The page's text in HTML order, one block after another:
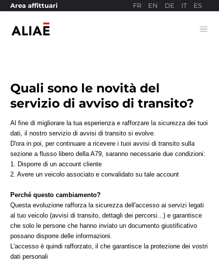
Area affittuari FR EN DE IT ES
Sito di pagamento
Quali sono le novità del
servizio di avviso di transito?
Al fine di migliorare la tua esperienza e rafforzare la sicurezza dei tuoi
dati, il nostro servizio di avvisi di transito si evolve.
D'ora in poi, per continuare a ricevere i tuoi avvisi di transito sulla
sezione a flusso libero della A79, saranno necessarie due condizioni:
1. Disporre di un account cliente
2. Avere un veicolo associato e convalidato su tale account
Perché questo cambiamento?
Questa evoluzione rafforza la sicurezza dell'accesso ai servizi legati
al tuo veicolo (avvisi di transito, dettagli dei percorsi...) e garantisce
che solo le persone che hanno inviato un documento giustificativo
possano disporre delle informazioni.
L'accesso è quindi rafforzato, il che garantisce la protezione dei vostri
dati personali